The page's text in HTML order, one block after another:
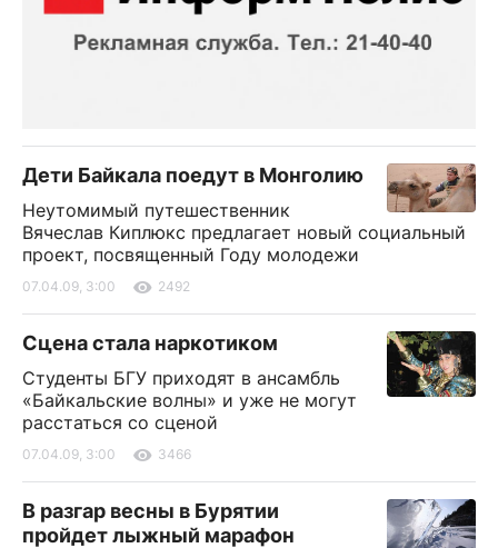
Дети Байкала поедут в Монголию
Неутомимый путешественник
Вячеслав Киплюкс предлагает новый социальный
проект, посвященный Году молодежи
07.04.09, 3:00 2492
Сцена стала наркотиком
Студенты БГУ приходят в ансамбль
«Байкальские волны» и уже не могут
расстаться со сценой
07.04.09, 3:00 3466
В разгар весны в Бурятии
пройдет лыжный марафон